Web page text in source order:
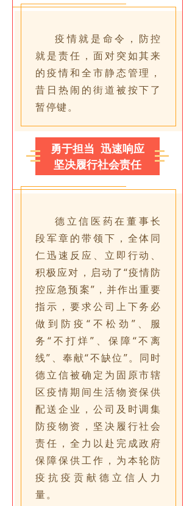
招聘信息
疫情就是命令，防控
就是责任，面对突如其来
的疫情和全市静态管理，
昔日热闹的街道被按下了
暂停键。
勇于担当 迅速响应
坚决履行社会责任
德立信医药在董事长
段军章的带领下，全体同
仁迅速反应、立即行动、
积极应对，启动了“疫情防
控应急预案”，并作出重要
指示，要求公司上下务必
做到防疫“不松劲”、服
务“不打烊”、保障“不离
线”、奉献“不缺位”。同时
德立信被确定为固原市辖
区疫情期间生活物资保供
配送企业，公司及时调集
防疫物资，坚决履行社会
责任，全力以赴完成政府
保障保供工作，为本轮防
疫抗疫贡献德立信人力
量。